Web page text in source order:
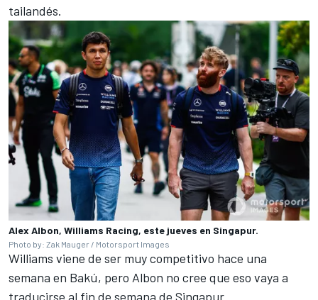
tailandés.
Alex Albon, Williams Racing, este jueves en Singapur.
Photo by: Zak Mauger / Motorsport Images
Williams viene de ser muy competitivo hace una
semana en Bakú, pero Albon no cree que eso vaya a
traducirse al fin de semana de Singapur.